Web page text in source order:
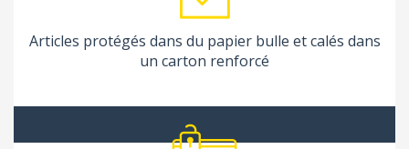
Articles protégés dans du papier bulle et calés dans
un carton renforcé